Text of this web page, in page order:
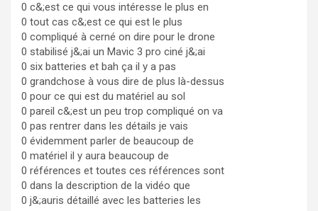
0 c&;est ce qui vous intéresse le plus en
0 tout cas c&;est ce qui est le plus
0 compliqué à cerné on dire pour le drone
0 stabilisé j&;ai un Mavic 3 pro ciné j&;ai
0 six batteries et bah ça il y a pas
0 grandchose à vous dire de plus là-dessus
0 pour ce qui est du matériel au sol
0 pareil c&;est un peu trop compliqué on va
0 pas rentrer dans les détails je vais
0 évidemment parler de beaucoup de
0 matériel il y aura beaucoup de
0 références et toutes ces références sont
0 dans la description de la vidéo que
0 j&;auris détaillé avec les batteries les